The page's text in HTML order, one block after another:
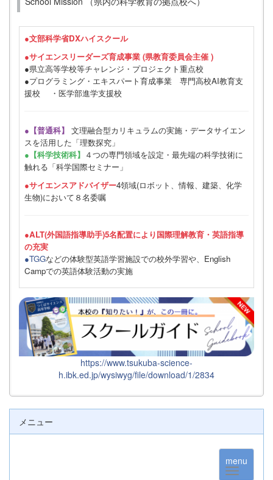
●文部科学省DXハイスクール
●サイエンスリーダーズ育成事業 (県教育委員会主催 )
●県立高等学校等チャレンジ・プロジェクト重点校
●プログラミング・エキスパート育成事業 専門高校AI教育支
援校 ・医学部進学支援校
●【普通科】 文理融合型カリキュラムの実施・データサイエン
スを活用した「理数探究」
●【科学技術科】 ４つの専門領域を設定・最先端の科学技術に
触れる「科学国際セミナー」
●サイエンスアドバイザー4領域(ロボット、情報、建築、化学
生物)において８名委嘱
●ALT(外国語指導助手)5名配置により国際理解教育・英語指導
の充実
●TGGなどの体験型英語学習施設での校外学習や、English
Campでの英語体験活動の実施
https://www.tsukuba-science-
h.ibk.ed.jp/wysiwyg/file/download/1/2834
メニュー
menu